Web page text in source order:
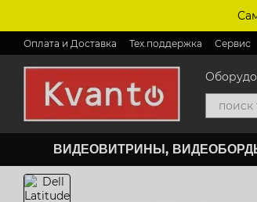
Оплата и Доставка Тех.поддержка Сервис
ВИДЕОВИТРИНЫ,